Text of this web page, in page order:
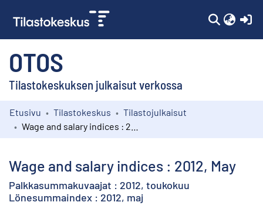
OTOS
Tilastokeskuksen julkaisut verkossa
Kokoelmat
Etusivu Tilastokeskus
Tilastojulkaisut
Wage and salary indices : 2012, May
Palkkasummakuvaajat : 2012, toukokuu
Lönesummaindex : 2012, maj